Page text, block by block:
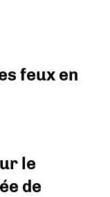
feux en
le
de